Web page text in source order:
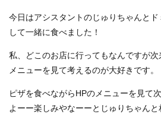
今日はアシスタントのじゅりちゃんと
して一緒に食べました！
私、どこのお店に行ってもなんですが
メニューを見て考えるのが大好きです。
ピザを食べながらHPのメニューを見て
よーー楽しみやなーーとじゅりちゃんと